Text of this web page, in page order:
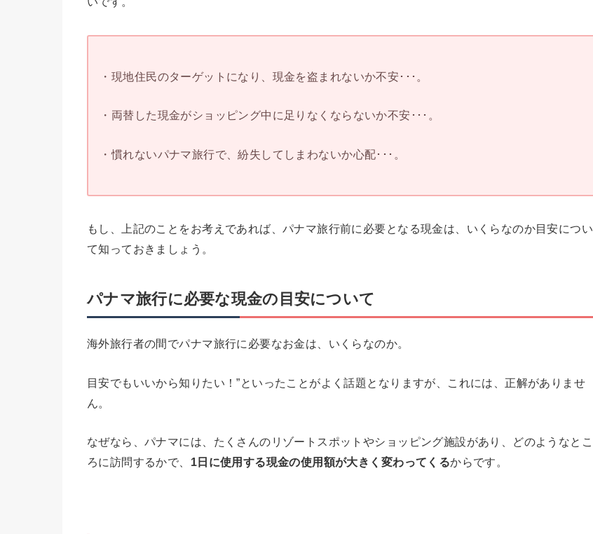
・現地住民のターゲットになり、現金を盗まれないか不安･･･。
・両替した現金がショッピング中に足りなくならないか不安･･･。
・慣れないパナマ旅行で、紛失してしまわないか心配･･･。
もし、上記のことをお考えであれば、パナマ旅行前に必要となる現金は、いくらなのか目安につい
て知っておきましょう。
パナマ旅行に必要な現金の目安について
海外旅行者の間でパナマ旅行に必要なお金は、いくらなのか。
目安でもいいから知りたい！”といったことがよく話題となりますが、これには、正解がありませ
ん。
なぜなら、パナマには、たくさんのリゾートスポットやショッピング施設があり、どのようなとこ
ろに訪問するかで、 1日に使用する現金の使用額が大きく変わってくるからです。